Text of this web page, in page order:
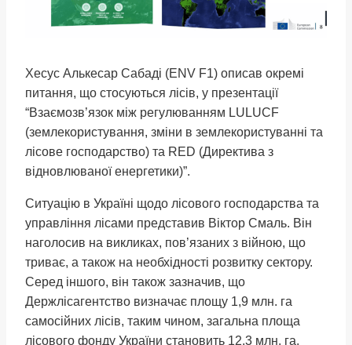
Хесус Алькесар Сабаді (ENV F1) описав окремі
питання, що стосуються лісів, у презентації
“Взаємозв’язок між регулюванням LULUCF
(землекористування, зміни в землекористуванні та
лісове господарство) та RED (Директива з
відновлюваної енергетики)”.
Ситуацію в Україні щодо лісового господарства та
управління лісами представив Віктор Смаль. Він
наголосив на викликах, пов’язаних з війною, що
триває, а також на необхідності розвитку сектору.
Серед іншого, він також зазначив, що
Держлісагентство визначає площу 1,9 млн. га
самосійних лісів, таким чином, загальна площа
лісового фонду України становить 12,3 млн. га.